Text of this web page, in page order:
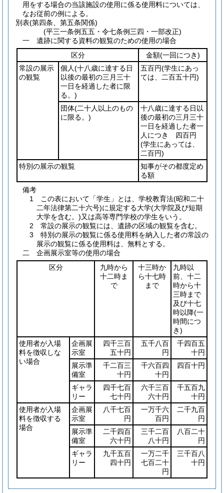
用をする場合の当該施設の使用に係る使用料については、
なお従前の例による。
別表(第四条、第五条関係)
(平三一条例五五・令七条例三四・一部改正)
一 遺跡に関する資料の観覧のための使用の場合
区分
金額(一回につき)
常設の展示
の観覧
個人(十八歳に達する日
以後の最初の三月三十
一日を経過した者に限
る。)
五百円(学生にあっ
ては、二百五十円)
団体(二十人以上のもの
に限る。)
十八歳に達する日以
後の最初の三月三十
一日を経過した者一
人につき 四百円
(学生にあっては、
二百円)
特別の展示の観覧
知事がその都度定め
る額
備考
1 この表において「学生」とは、学校教育法(昭和二十
二年法律第二十六号)に規定する大学(大学院及び短期
大学を含む。)又は高等専門学校の学生をいう。
2 常設の展示の観覧には、遺跡の区域の観覧を含む。
3 特別の展示の観覧に係る使用料を納入した者の常設の
展示の観覧に係る使用料は、無料とする。
二 企画展示室等の使用の場合
区分
九時から
十二時ま
で
十三時か
ら十七時
まで
九時以
前、十二
時から十
三時まで
及び十七
時以降(一
時間につ
き)
使用者が入場
料を徴収しな
い場合
企画展
示室
四千三百
五十円
五千八百
円
千四百五
十円
展示準
備室
千二百三
十円
千六百四
十円
四百十円
ギャラ
リー
四千七百
七十円
六千三百
六十円
千五百九
十円
使用者が入場
料を徴収する
場合
企画展
示室
八千七百
円
一万千六
百円
二千九百
円
展示準
備室
二千四百
六十円
三千二百
八十円
八百二十
円
ギャラ
リー
九千五百
四十円
一万二千
七百二十
円
三千百八
十円